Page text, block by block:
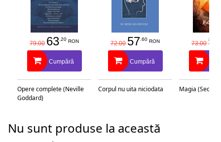
79.00 63.20 RON
Cumpără
Opere complete (Neville
Goddard)
72.00 57.60 RON
Cumpără
Corpul nu uita niciodata
73.00 58
Magia
Nu sunt produse la această